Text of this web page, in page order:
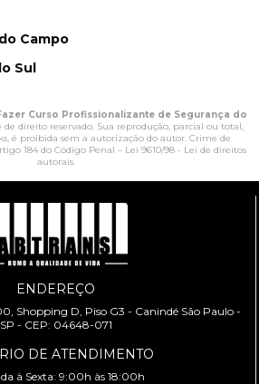
Campo
Sul
Curso Profissionalizante de Segurança do
de direito reservado. Sua reprodução, parcial ou total,
é proibida sem a autorização do autor. Crime de
184 do Código Penal – Lei 9610/98 - Lei de direitos
autorais.
ENDEREÇO
Shopping D, Piso G3 - Canindé São Paulo -
SP - CEP: 04648-071
DE ATENDIMENTO
à Sexta: 9:00h às 18:00h